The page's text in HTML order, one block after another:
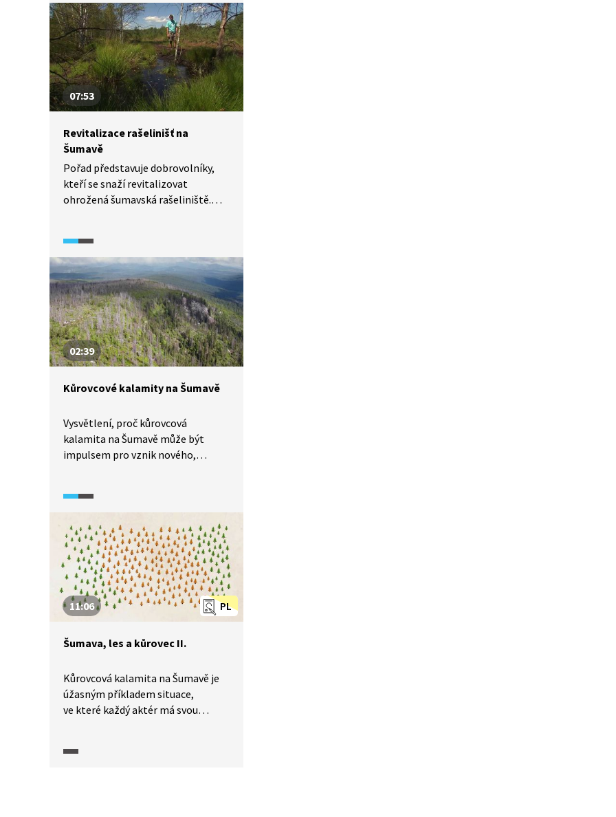
07:53
Revitalizace rašelinišť na
Šumavě
Pořad představuje dobrovolníky,
kteří se snaží revitalizovat
ohrožená šumavská rašeliniště.
čím dál tím častěji. Jak k tomu
došlo? A co se s tím dá dělat?
02:39
Kůrovcové kalamity na Šumavě
Vysvětlení, proč kůrovcová
kalamita na Šumavě může být
impulsem pro vznik nového,
PL
11:06
Šumava, les a kůrovec II.
Kůrovcová kalamita na Šumavě je
úžasným příkladem situace,
ve které každý aktér má svou
na problematiku názor je pak